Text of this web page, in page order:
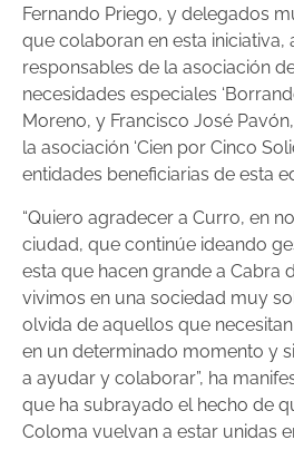
Fernando Priego, y delegados
que colaboran en esta iniciativa,
responsables de la asociación
necesidades especiales
Moreno, y Francisco José
la asociación ‘Cien por Cinco
entidades beneficiarias de esta
“Quiero agradecer a Curro, en
ciudad, que continúe ideando
esta que hacen grande a Cabra
vivimos en una sociedad muy
olvida de aquellos que
en un determinado momento y
a ayudar y colaborar”, ha
que ha subrayado el hecho de
Coloma vuelvan a estar unidas